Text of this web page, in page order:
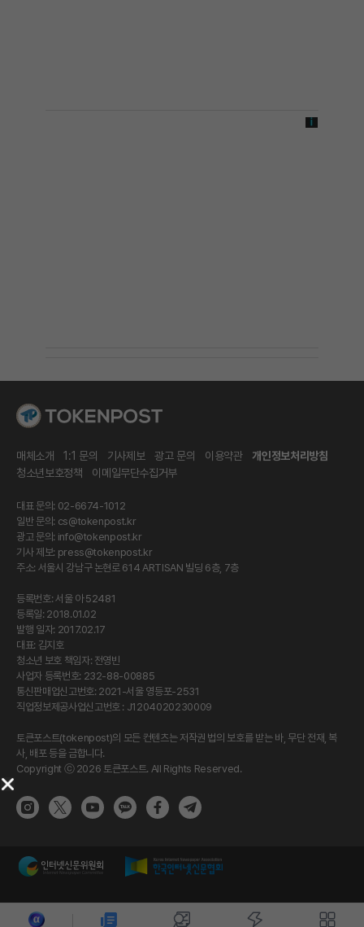
매체소개 1:1 문의 기사제보 광고 문의 이용약관
개인정보처리방침
청소년보호정책
이메일무단수집거부
대표 문의: 02-6674-1012
일반 문의: cs@tokenpost.kr
광고 문의: info@tokenpost.kr
기사 제보: press@tokenpost.kr
주소: 서울시 강남구 논현로 614 ARTISAN 빌딩 6층, 7층
등록번호: 서울 아 52481
등록일: 2018.01.02
발행 일자: 2017.02.17
대표: 김지호
청소년 보호 책임자: 전영빈
사업자 등록번호: 232-88-00885
통신판매업신고번호: 2021-서울 영등포-2531
직업정보제공사업신고번호 : J1204020230009
토큰포스트(tokenpost)의 모든 컨텐츠는 저작권 법의 보호를 받는 바, 무단 전재, 복
사, 배포 등을 금합니다.
Copyright ⓒ 2026 토큰포스트. All Rights Reserved.